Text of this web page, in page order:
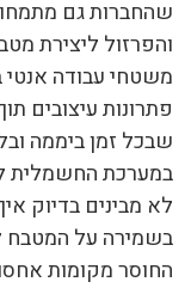
שהחברות גם
והפרזול ליצירת
משטחי עבודה
פתרונות עיצובים
שבכל זמן ביממה
במערכת החשמלית
לא מבינים בדיוק
בשמירה על המטבח
החוסר מקומות